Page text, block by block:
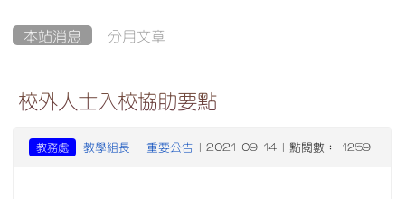
本站消息 分月文章
校外人士入校協助要點
教務處 教學組長 - 重要公告 | 2021-09-14 | 點閱數： 1259